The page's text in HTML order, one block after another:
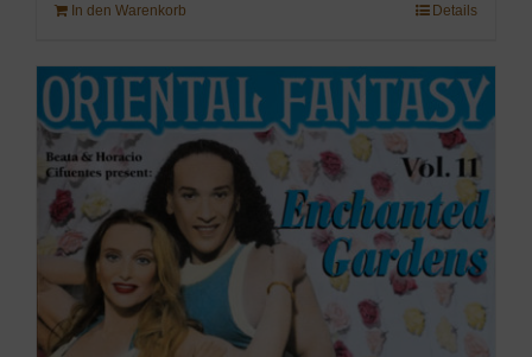
In den Warenkorb Details